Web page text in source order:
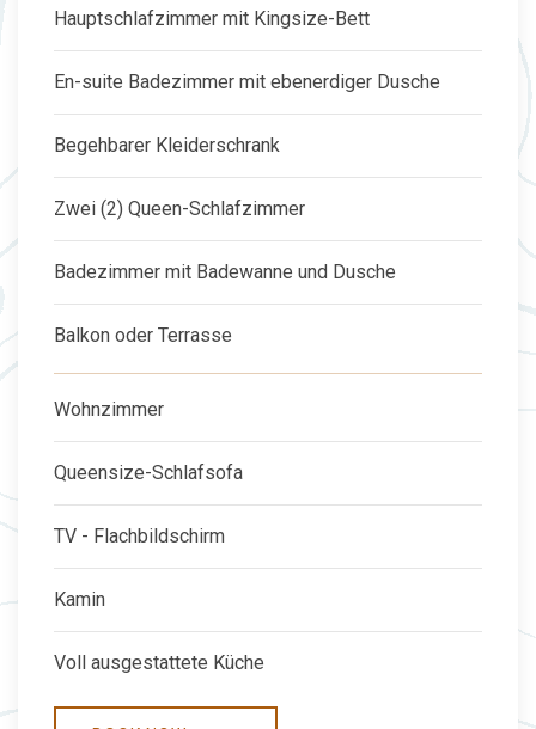
Hauptschlafzimmer mit Kingsize-Bett
En-suite Badezimmer mit ebenerdiger Dusche
Begehbarer Kleiderschrank
Zwei (2) Queen-Schlafzimmer
Badezimmer mit Badewanne und Dusche
Balkon oder Terrasse
Wohnzimmer
Queensize-Schlafsofa
TV - Flachbildschirm
Kamin
Voll ausgestattete Küche